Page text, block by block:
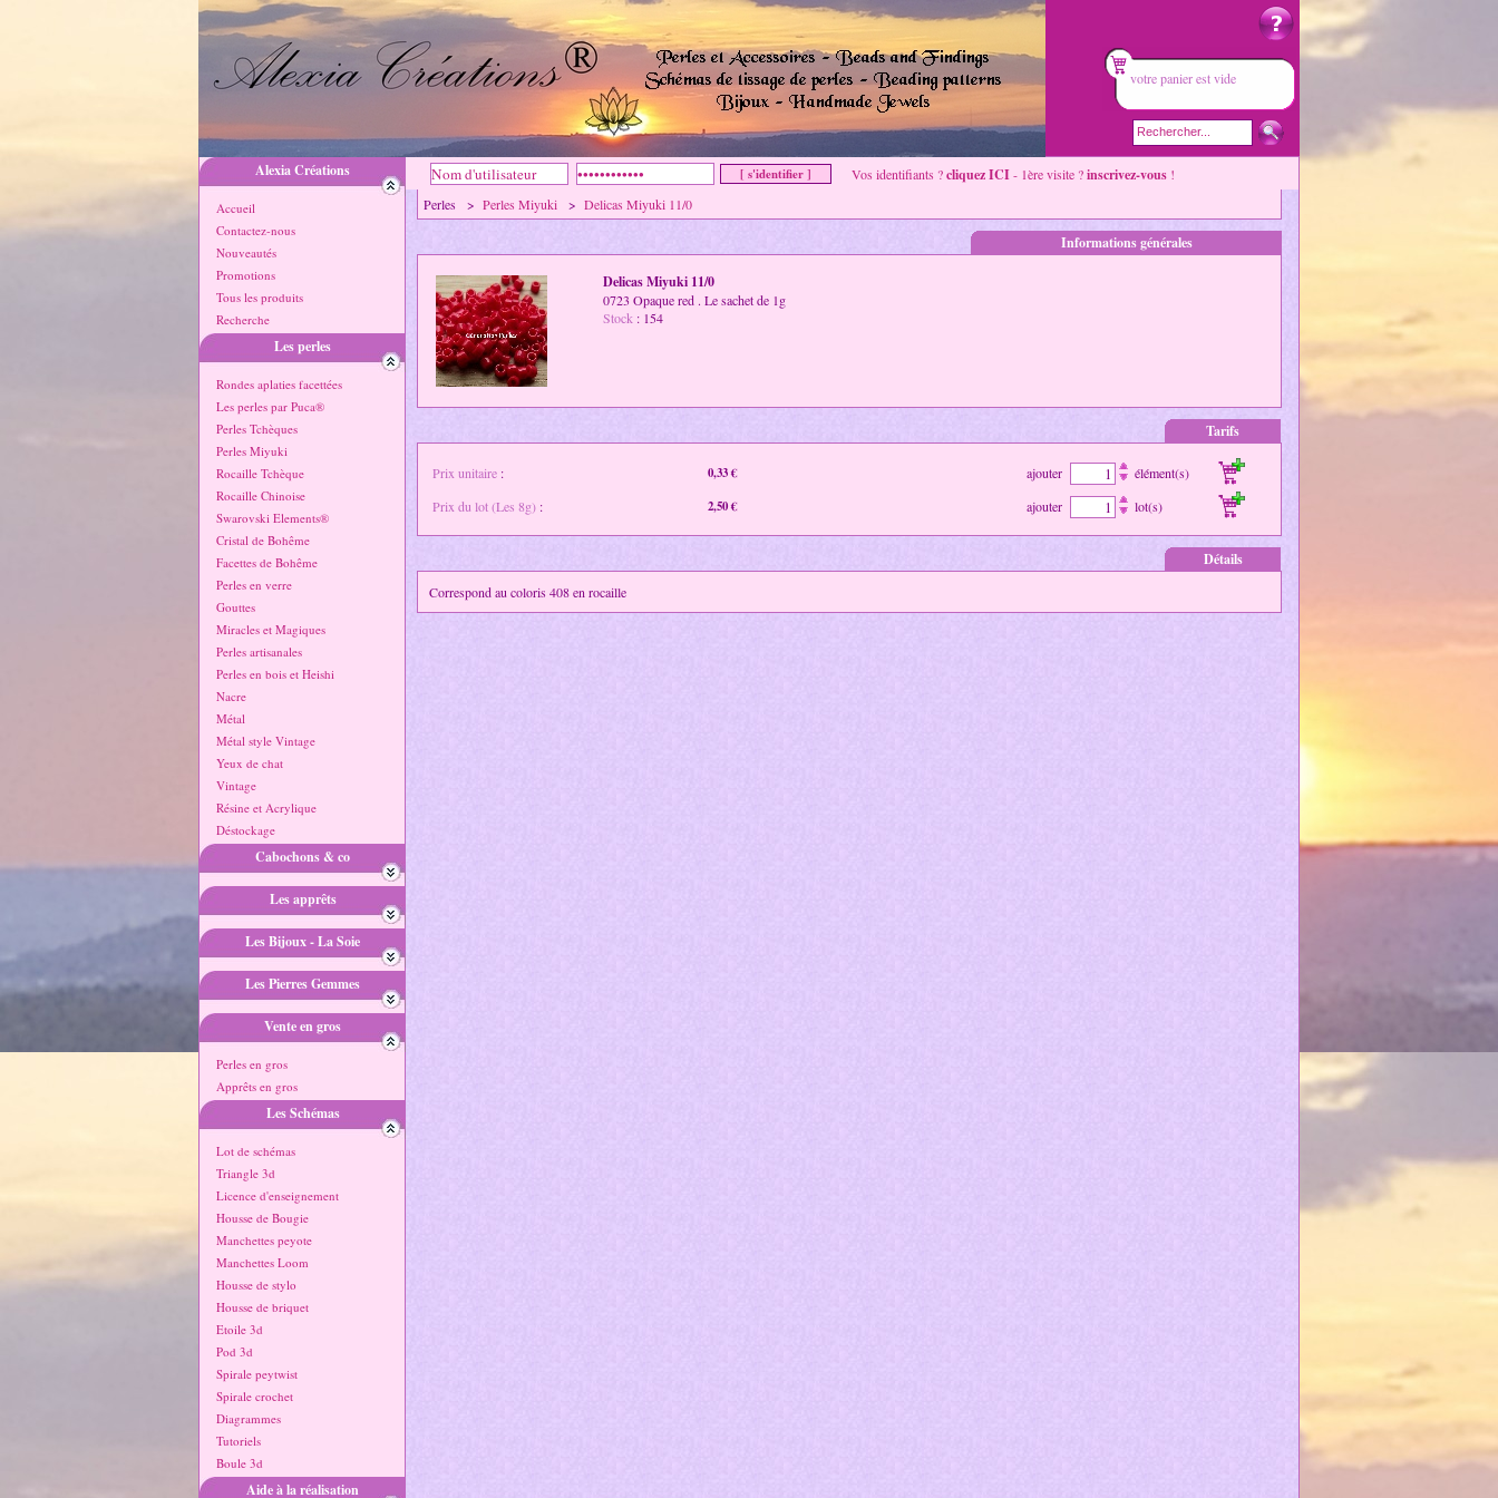
votre panier est vide
Alexia Créations
Accueil
Contactez-nous
Nouveautés
Promotions
Tous les produits
Recherche
Les perles
Rondes aplaties facettées
Les perles par Puca®
Perles Tchèques
Perles Miyuki
Rocaille Tchèque
Rocaille Chinoise
Swarovski Elements®
Cristal de Bohême
Facettes de Bohême
Perles en verre
Gouttes
Miracles et Magiques
Perles artisanales
Perles en bois et Heishi
Nacre
Métal
Métal style Vintage
Yeux de chat
Vintage
Résine et Acrylique
Déstockage
Cabochons & co
Les apprêts
Les Bijoux - La Soie
Les Pierres Gemmes
Vente en gros
Perles en gros
Apprêts en gros
Les Schémas
Lot de schémas
Triangle 3d
Licence d'enseignement
Housse de Bougie
Manchettes peyote
Manchettes Loom
Housse de stylo
Housse de briquet
Etoile 3d
Pod 3d
Spirale peytwist
Spirale crochet
Diagrammes
Tutoriels
Boule 3d
Aide à la réalisation
Vos identifiants ?cliquez ICI- 1ère visite ?inscrivez-vous !
Perles > Perles Miyuki > Delicas Miyuki 11/0
Informations générales
Delicas Miyuki 11/0
0723 Opaque red . Le sachet de 1g
Stock : 154
Tarifs
Prix unitaire : 0,33 € ajouter
élément(s)
Prix du lot (Les 8g) : 2,50 € ajouter lot(s)
Détails
Correspond au coloris 408 en rocaille